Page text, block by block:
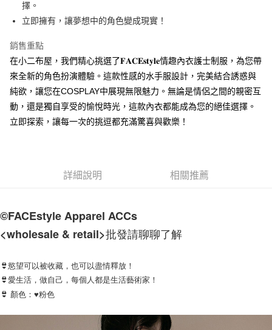
運送方式
全家付款取貨
每筆NT$60，滿NT$1,000(含以上)免運費
付款後全家取貨
7-11付款取貨
每筆NT$60，滿NT$1,000(含以上)免運費
每筆NT$120，滿NT$1,200(含以上)免運費
擇。
立即擁有，讓夢想中的角色變成現實！
銷售重點
在小二布屋，我們精心挑選了𝐅𝐀𝐂𝐄𝐬𝐭𝐲𝐥𝐞情趣內衣護士制服，為您帶
來全新的角色扮演體驗。這款性感的水手服設計，完美結合誘惑與
純欲，讓您在COSPLAY中展現無限魅力。無論是情侶之間的親密互
動，還是獨自享受的愉悅時光，這款內衣都能成為您的絕佳選擇。
立即探索，讓每一次的挑逗都充滿驚喜與歡樂！
詳細說明 相關推薦
©FACEstyle Apparel ACCs
<wholesale & retail>批發請聊聊了解
👙慾望可以被收藏，也可以盡情釋放！
👙愛生活，做自己，每個人都是生活藝術家！
👙 顏色：♥粉色